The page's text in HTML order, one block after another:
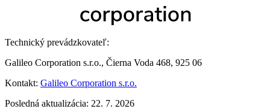
Technický prevádzkovateľ:
Galileo Corporation s.r.o., Čierna Voda 468, 925 06
Kontakt: Galileo Corporation s.r.o.
Posledná aktualizácia: 22. 7. 2026